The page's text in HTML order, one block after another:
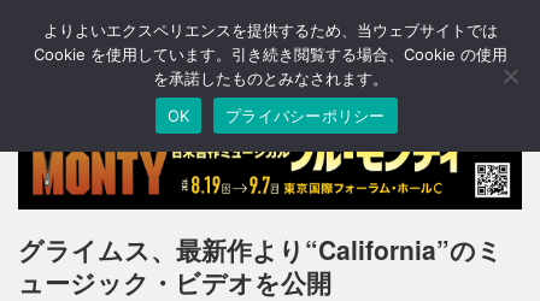
T
o
n
a
v
g
グライムス、最新作より“California”のミ
ュージック・ビデオを公開
よりよいエクスペリエンスを提供するため、当ウェブサイトでは
Cookie を使用しています。引き続き閲覧する場合、Cookie の使用
を承諾したものとみなされます。
OK
プライバシーポリシー